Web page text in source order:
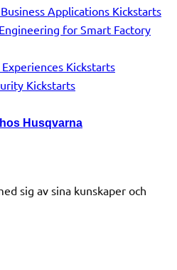
Applications Kickstarts
for Smart Factory
Kickstarts
Kickstarts
Husqvarna
sig av sina kunskaper och